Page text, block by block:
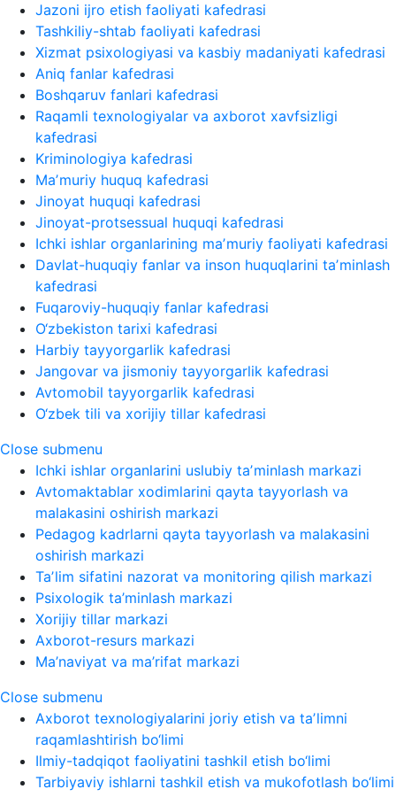
Jazoni ijro etish faoliyati kafedrasi
Tashkiliy-shtab faoliyati kafedrasi
Xizmat psixologiyasi va kasbiy madaniyati kafedrasi
Aniq fanlar kafedrasi
Boshqaruv fanlari kafedrasi
Raqamli texnologiyalar va axborot xavfsizligi
kafedrasi
Kriminologiya kafedrasi
Maʼmuriy huquq kafedrasi
Jinoyat huquqi kafedrasi
Jinoyat-protsessual huquqi kafedrasi
Ichki ishlar organlarining maʼmuriy faoliyati kafedrasi
Davlat-huquqiy fanlar va inson huquqlarini taʼminlash
kafedrasi
Fuqaroviy-huquqiy fanlar kafedrasi
O‘zbekiston tarixi kafedrasi
Harbiy tayyorgarlik kafedrasi
Jangovar va jismoniy tayyorgarlik kafedrasi
Avtomobil tayyorgarlik kafedrasi
O‘zbek tili va xorijiy tillar kafedrasi
Close submenu
Ichki ishlar organlarini uslubiy taʼminlash markazi
Avtomaktablar xodimlarini qayta tayyorlash va
malakasini oshirish markazi
Pedagog kadrlarni qayta tayyorlash va malakasini
oshirish markazi
Taʼlim sifatini nazorat va monitoring qilish markazi
Psixologik ta’minlash markazi
Xorijiy tillar markazi
Axborot-resurs markazi
Ma’naviyat va ma’rifat markazi
Close submenu
Axborot texnologiyalarini joriy etish va taʼlimni
raqamlashtirish bo‘limi
Ilmiy-tadqiqot faoliyatini tashkil etish bo‘limi
Tarbiyaviy ishlarni tashkil etish va mukofotlash bo‘limi